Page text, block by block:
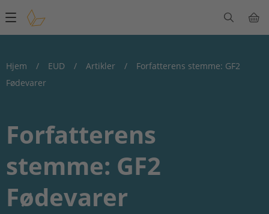
Main
navigation
Hjem / EUD / Artikler /
Forfatterens stemme: GF2
Fødevarer
Forfatterens
stemme: GF2
Fødevarer